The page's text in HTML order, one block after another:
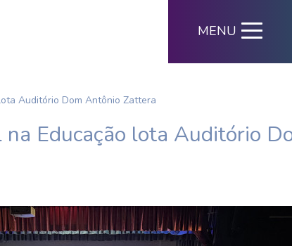
MENU
Auditório Dom Antônio Zattera
Educação lota Auditório